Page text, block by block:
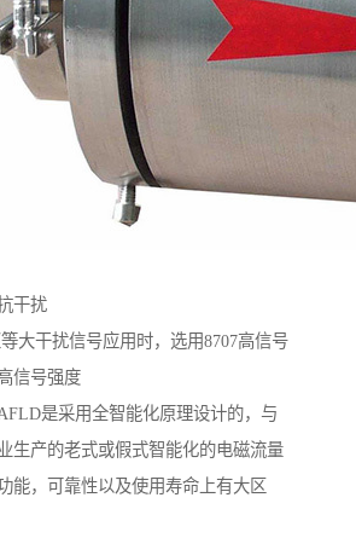
干扰
大干扰信号应用时，选用8707高信号
信号强度
是采用全智能化原理设计的，与
生产的老式或假式智能化的电磁流量
能，可靠性以及使用寿命上有大区